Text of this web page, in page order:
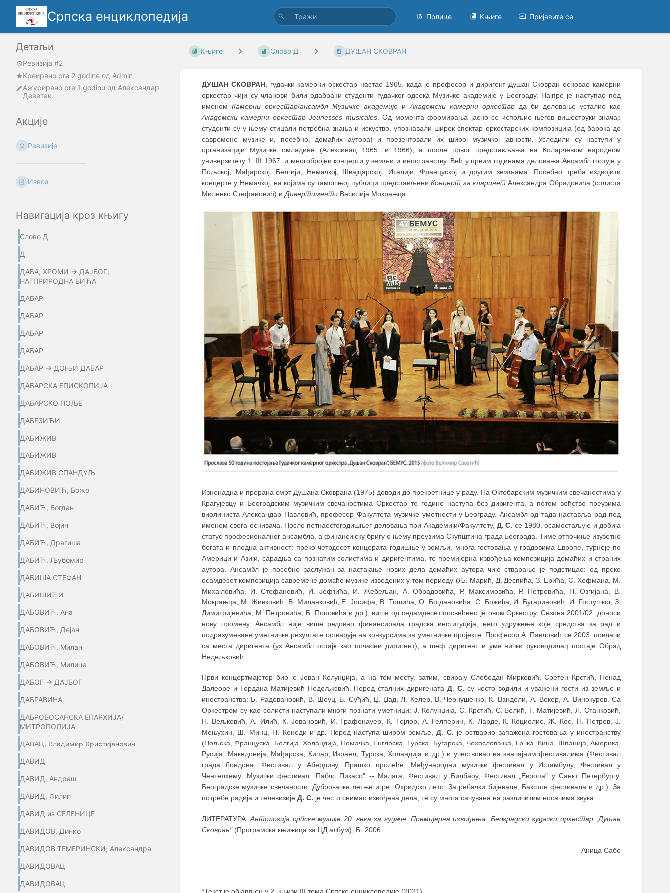
Српска енциклопедија Полице Књиге Пријавите се
Детаљи
Ревизија #2
Креирано pre 2 godine oд Admin
Ажурирано pre 1 godinu од Александар
Деветак
Акције
Ревизије
Извоз
Навигација кроз књигу
Слово Д
Д
ДАБА, ХРОМИ → ДАЈБОГ;
НАТПРИРОДНА БИЋА
ДАБАР
ДАБАР
ДАБАР
ДАБАР
ДАБАР → ДОЊИ ДАБАР
ДАБАРСКА ЕПИСКОПИЈА
ДАБАРСКО ПОЉЕ
ДАБЕЗИЋИ
ДАБИЖИВ
ДАБИЖИВ
ДАБИЖИВ СПАНДУЉ
ДАБИНОВИЋ, Божо
ДАБИЋ, Богдан
ДАБИЋ, Војин
ДАБИЋ, Драгиша
ДАБИЋ, Љубомир
ДАБИША СТЕФАН
ДАБИШИЋИ
ДАБОВИЋ, Ана
ДАБОВИЋ, Дејан
ДАБОВИЋ, Милан
ДАБОВИЋ, Милица
ДАБОГ → ДАЈБОГ
ДАБРАВИНА
ДАБРОБОСАНСКА ЕПАРХИЈА/
МИТРОПОЛИЈА
ДАВАЦ, Владимир Христијанович
ДАВИД
ДАВИД, Андраш
ДАВИД, Филип
ДАВИД из СЕЛЕНИЦЕ
ДАВИДОВ, Динко
ДАВИДОВ ТЕМЕРИНСКИ, Александра
ДАВИДОВАЦ
ДАВИДОВАЦ
Књиге Слово Д ДУШАН СКОВРАН
ДУШАН СКОВРАН, гудачки камерни оркестар настао 1965. када је професор и диригент Душан Сковран основао камерни
оркестар чији су чланови били одабрани студенти гудачког одсека Музичке академије у Београду. Најпре је наступао под
именом Камерни оркестар/ансамбл Музичке академије иАкадемски камерни оркестар да би деловање усталио као
Академски камерни оркестар Jeunesses musicales. Од момента формирања јасно се испољио његов вишеструки значај:
студенти су у њему стицали потребна знања и искуство, упознавали широк спектар оркестарских композиција (од барока до
савремене музике и, посебно, домаћих аутора) и презентовали их широј музичкој јавности. Уследили су наступи у
организацији Музичке омладине (Алексинац 1965. и 1966), а после првог представљања на Коларчевом народном
универзитету 1. III 1967. и многобројни кoнцерти у земљи и иностранству. Већ у првим годинама деловања Ансамбл гостује у
Пољској, Мађарској, Белгији, Немачкој, Швајцарској, Италији, Француској и другим земљама. Посебно треба издвојити
концерте у Немачкој, на којима су тамошњој публици представљениКонцерт за кларинетАлександра Обрадовића (солиста
Миленко Стефановић) иДивертименто Василија Мокрањца.
Изненадна и прерана смрт Душана Сковрана (1975) доводи до прекретнице у раду. На Октобарским музичким свечаностима у
Крагујевцу и Београдским музичким свечаностима Оркестар те године наступа без диригента, а потом вођство преузима
виолиниста Александар Павловић, професор Факултета музичке уметности у Београду. Ансамбл од тада наставља рад под
именом свога оснивача. После петнаестогодишњег деловања при Академији/Факултету, Д. С. се 1980. осамостаљује и добија
статус професионалног ансамбла, а финансијску бригу о њему преузима Скупштина града Београда. Тиме отпочиње изузетно
богата и плодна активност: преко четрдесет концерата годишње у земљи, многа гостовања у градовима Европе, турнеје по
Америци и Азији, сарадња са познатим солистима и диригентима, те премијерна извођења композиција домаћих и страних
аутора. Ансамбл је посебнo заслужан за настајање нових дела домаћих аутора чије стварање је подстицао: од преко
осамдесет композиција савремене домаће музике изведених у том периоду (Љ. Марић, Д. Деспића, З. Ерића, С. Хофмана, М.
Михајловића, И. Стефановић, И. Јефтића, И. Жебељан, А. Обрадовића, Р. Максимовића, Р. Петровића, П. Озгијана, В.
Мокрањца, М. Живковић, В. Миланковић, Е. Јосифа, В. Тошића, О. Богдановића, С. Божића, И. Бугариновић, И. Гостушког, З.
Димитријевића, М. Петровића, Б. Поповића и др.), више од седамдесет посвећено је oвoм Оркестру. Сезона 2001/02. доноси
нову промену. Ансамбл није више редовно финансирала градска институција, него удружење које средства за рад и
подразумеване уметничке резултате остварује на конкурсима за уметничке пројекте. Професор А. Павловић се 2003. повлачи
са места диригента (уз Ансамбл остаје као почасни диригент), а шеф диригент и уметнички руководилац постаје Обрад
Недељковић.
Први концертмајстор био је Јован Колунџија, а на том месту, затим, свирају Слободан Мирковић, Сретен Крстић, Ненад
Далеоре и Гордана Матијевић Недељковић. Поред сталних диригенатаД. С. су често водили и уважени гости из земље и
иностранства: Б. Радовановић, В. Шоуц, Б. Суђић, Џ. Џад, Л. Келер, В. Чернушенко, К. Вандели, А. Вокер, А. Винокуров. Са
Оркестром су као солисти наступали многи познати уметници: Ј. Колунџија, С. Крстић, С. Белић, Г. Матијевић, Л. Станковић,
Н. Вељковић, А. Илић, К. Јовановић, И. Графенауер, К. Тејлор, А. Гелперин, К. Ларде, К. Коциолис, Ж. Кос, Н. Петров, Ј.
Мењухин, Ш. Минц, Н. Кенеди и др. Поред наступа широм земље,Д. С. је остварио запажена гостовања у иностранству
(Пољска, Француска, Белгија, Холандија, Немачка, Енглеска, Турска, Бугарска, Чехословачка, Грчка, Кина, Шпанија, Америка,
Русија, Македонија, Мађарска, Кипар, Израел, Турска, Холандија и др.) и учествовао на значајним фестивалима (Фестивал
града Лондона, Фестивал у Абердину, Прашко пролеће, Међународни музички фестивал у Истамбулу, Фестивал у
Чентелхему, Музички фестивал „Пабло Пикасо" -- Малага, Фестивал у Билбаоу, Фестивал „Европа" у Санкт Петербургу,
Београдске музичке свечаности, Дубровачке летње игре, Охридско лето, Загребачки бијенале, Бакстон фестивала и др.). За
потребе радија и телевизије Д. С. је често снимао извођена дела, те су многа сачувана на различитим носачима звука.
ЛИТЕРАТУРА:Антологија српске музике 20. века за гудаче. Премијерна извођења. Београдски гудачки оркестар „Душан
Сковран"(Програмска књижица за ЦД албум), Бг 2006.
Аница Сабо
*Текст је објављен у 2. књизи III тома Српске енциклопедије (2021)